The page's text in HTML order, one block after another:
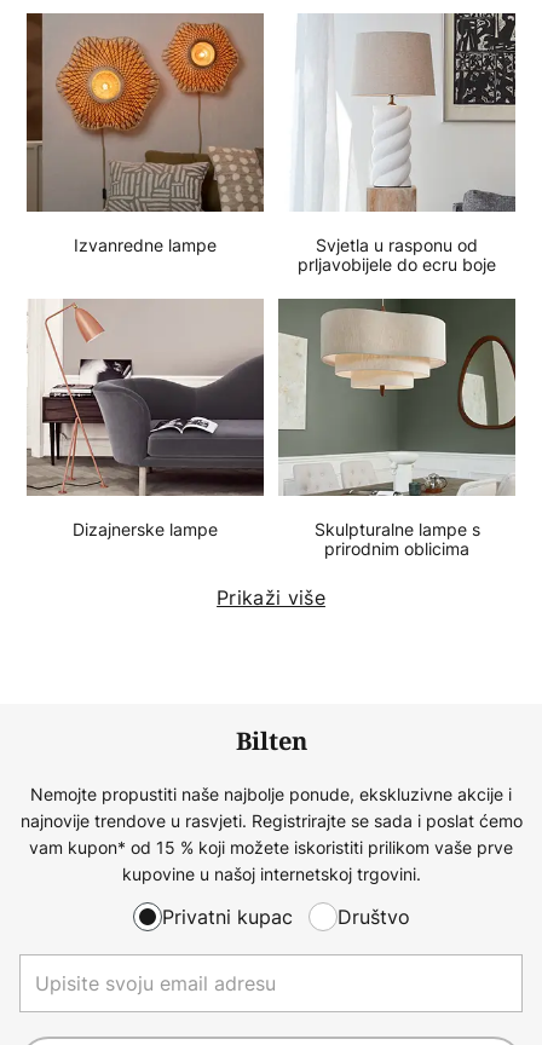
Izvanredne lampe
Svjetla u rasponu od
prljavobijele do ecru boje
Dizajnerske lampe
Skulpturalne lampe s
prirodnim oblicima
Prikaži više
Bilten
Nemojte propustiti naše najbolje ponude, ekskluzivne akcije i
najnovije trendove u rasvjeti. Registrirajte se sada i poslat ćemo
vam kupon* od 15 % koji možete iskoristiti prilikom vaše prve
kupovine u našoj internetskoj trgovini.
Privatni kupac Društvo